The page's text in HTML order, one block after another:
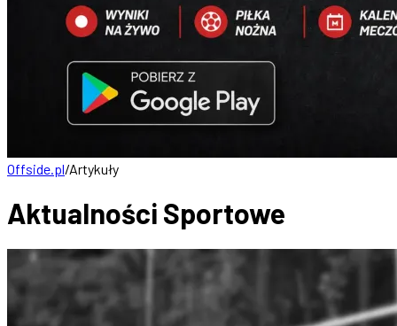
Offside.pl/Artykuły
Aktualności Sportowe